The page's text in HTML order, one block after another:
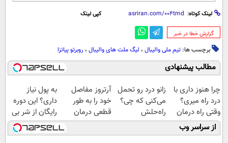
لینک کوتاه: کپی لینک
‌گزارش خطا در خبر
برچسب ها: تیم ملی والیبال ، لیگ ملت های والیبال ، روبرتو پیاتزا
مطالب پیشنهادی
چرا هنوز داری با
درد راه میری؟
وقتی راه درمان
جلو پاته!
زانو درد رو تحمل
می‌کنی که چی؟
راه‌حلش
همین‌جاست!
آرتروز مفاصل
خود را به طور
قطعی درمان
کنید!
◗پرسش‌نامه◖
به پول نیاز
داری؟ این دوره
رایگان از شر بی
پولی خلاصت
میکنه
از سراسر وب